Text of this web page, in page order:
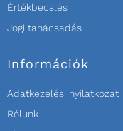
Értékbecslés
Jogi tanácsadás
Információk
Adatkezelési nyilatkozat
Rólunk